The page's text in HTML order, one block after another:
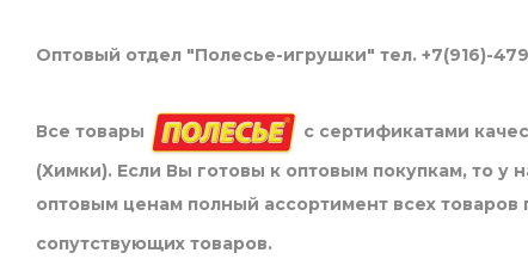
Оптовый отдел "Полесье-игрушки" тел. +7(916)-
Все товары
с сертификатами
(Химки). Если Вы готовы к оптовым покупкам, то
оптовым ценам полный ассортимент всех товаров
сопутствующих товаров.